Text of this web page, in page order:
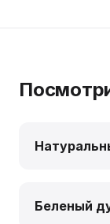
Беленый